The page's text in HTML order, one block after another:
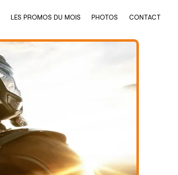
LES PROMOS DU MOIS PHOTOS CONTACT